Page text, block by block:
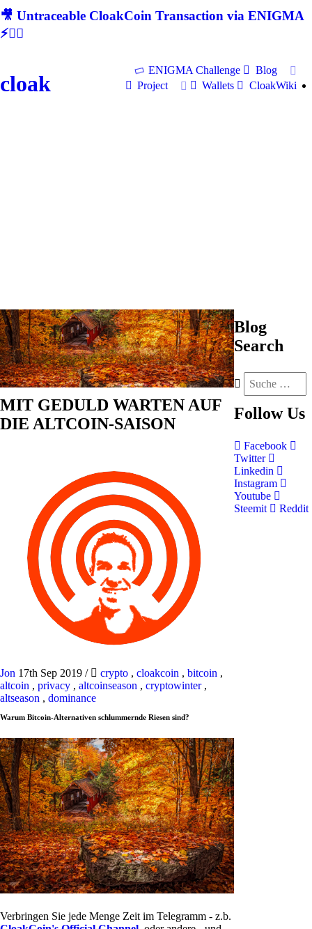
🎥 Untraceable CloakCoin Transaction via ENIGMA
⚡🕵‍♂
cloak
ENIGMA Challenge
Blog
Project
Wallets CloakWiki
MIT GEDULD WARTEN AUF
DIE ALTCOIN-SAISON
Jon 17th Sep 2019 / crypto , cloakcoin , bitcoin ,
altcoin , privacy , altcoinseason , cryptowinter,
altseason , dominance
Warum Bitcoin-Alternativen schlummernde Riesen sind?
Verbringen Sie jede Menge Zeit im Telegramm - z.b.
Blog
Search
Follow Us
Facebook
Twitter
Linkedin
Instagram
Youtube
Steemit
Reddit